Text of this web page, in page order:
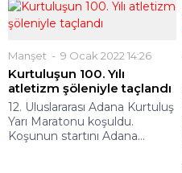
Manşet 9 Ocak 2022 14:26
Kurtuluşun 100. Yılı
atletizm şöleniyle taçlandı
12. Uluslararası Adana Kurtuluş
Yarı Maratonu koşuldu.
Koşunun startını Adana...